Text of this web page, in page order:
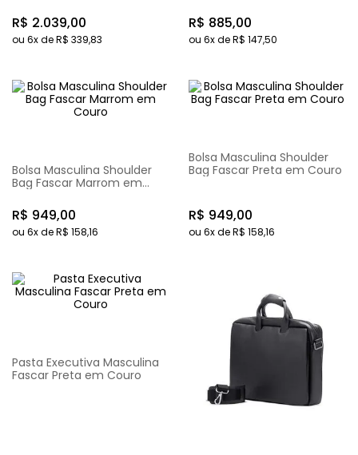
R$ 2.039,00
ou 6x deR$ 339,83
R$ 885,00
ou 6x deR$ 147,50
Bolsa Masculina Shoulder
Bag Fascar Marrom em
R$ 949,00
ou 6x deR$ 158,16
Bolsa Masculina Shoulder
Bag Fascar Preta em Couro
R$ 949,00
ou 6x deR$ 158,16
Pasta Executiva Masculina
Fascar Preta em Couro